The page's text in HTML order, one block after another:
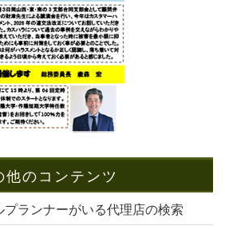
他のコンテンツ
ランナーがいる代理店の検索